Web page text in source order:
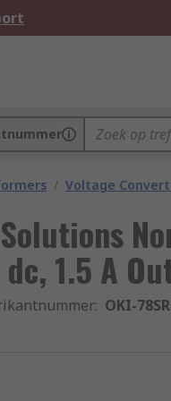
/ Voltage
1.5 A
: OKI-